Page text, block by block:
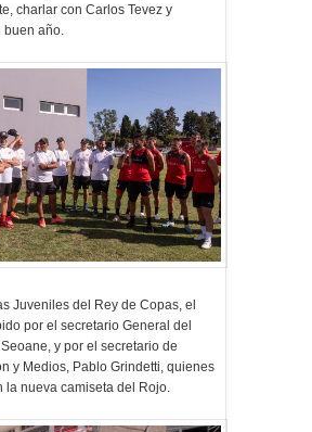
charlar con Carlos Tevez y
año.
Juveniles del Rey de Copas, el
por el secretario General del
y por el secretario de
y Medios, Pablo Grindetti, quienes
la nueva camiseta del Rojo.